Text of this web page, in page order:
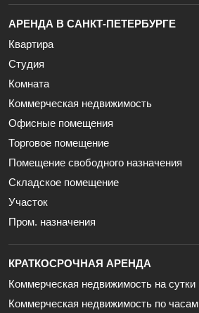
АРЕНДА В САНКТ-ПЕТЕРБУРГЕ
Квартира
Студия
Комната
Коммерческая недвижимость
Офисные помещения
Торговое помещение
Помещение свободного назначения
Складское помещение
Участок
Пром. назначения
КРАТКОСРОЧНАЯ АРЕНДА
Коммерческая недвижимость на сутки
Коммерческая недвижимость по часам